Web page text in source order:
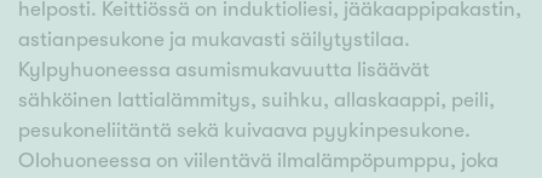
helposti. Keittiössä on induktioliesi, jääkaappipakastin,
astianpesukone ja mukavasti säilytystilaa.
Kylpyhuoneessa asumismukavuutta lisäävät
sähköinen lattialämmitys, suihku, allaskaappi, peili,
pesukoneliitäntä sekä kuivaava pyykinpesukone.
Olohuoneessa on viilentävä ilmalämpöpumppu, joka